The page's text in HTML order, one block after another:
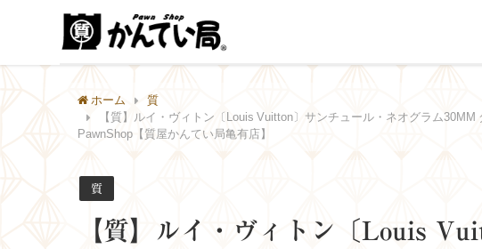
ホーム
質
【質】ルイ・ヴィトン〔Louis Vuitton〕サンチュール・ネオグラム
PawnShop【質屋かんてい局亀有店】
質
【質】ルイ・ヴィトン〔Louis